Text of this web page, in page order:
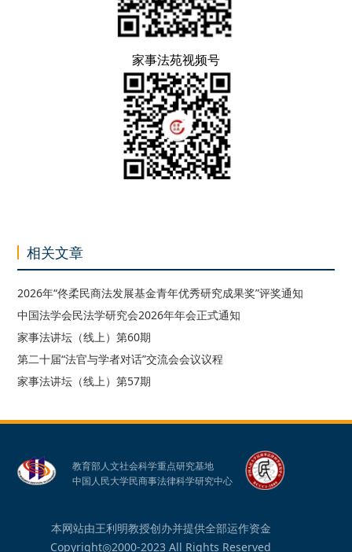
家事法苑视频号
相关文章
2026年“佟柔民商法发展基金青年优秀研究成果奖”评奖通知
中国法学会民法学研究会2026年年会正式通知
家事法讲坛（线上）第60期
第二十届“法官与学者对话”交流会会议议程
家事法讲坛（线上）第57期
教育部人文社会科学重点研究基地
中国人民大学民商事法律科学研究中心
本网站由王利明教授创办并提供全部运作资金
Copyright◎2000-2023 All Rights Reserved